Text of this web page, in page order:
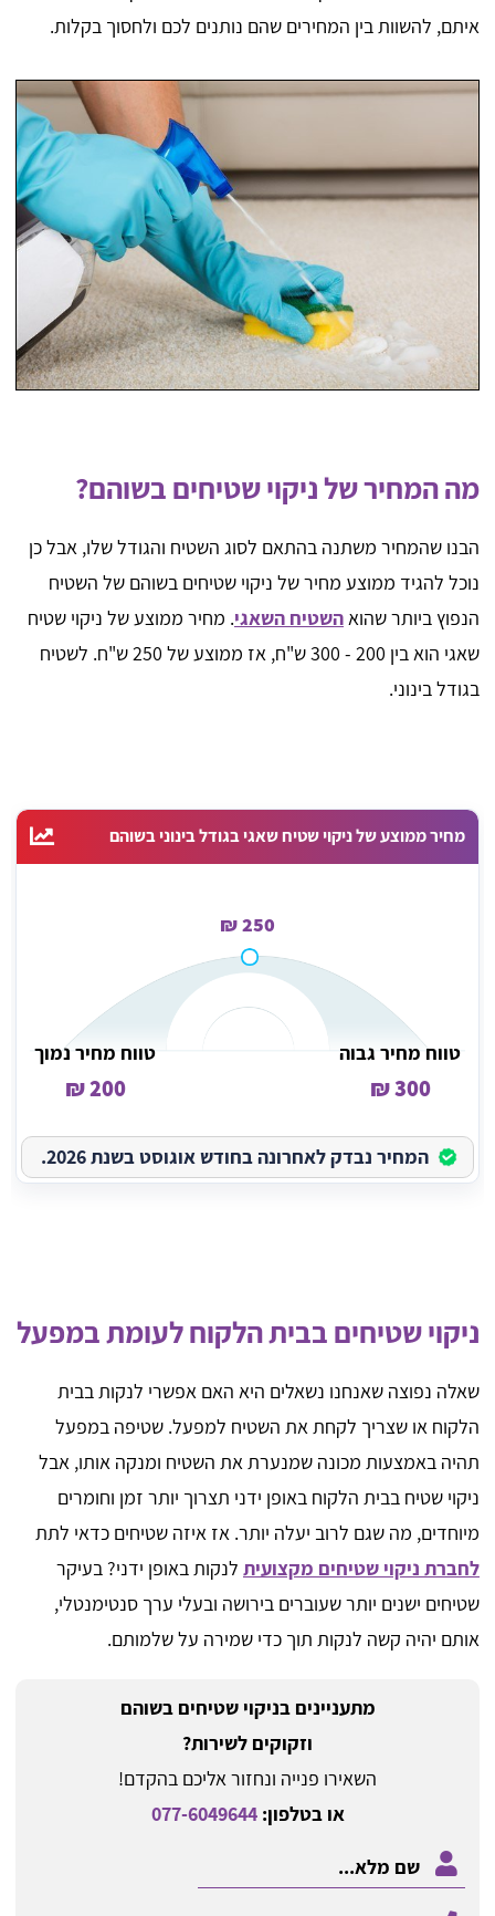
איתם, להשוות בין המחירים שהם נותנים לכם ולחסוך בקלות.
מה המחיר של ניקוי שטיחים בשוהם?
הבנו שהמחיר משתנה בהתאם לסוג השטיח והגודל שלו, אבל כן
נוכל להגיד ממוצע מחיר של ניקוי שטיחים בשוהם של השטיח
הנפוץ ביותר שהואהשטיח השאגי. מחיר ממוצע של ניקוי שטיח
שאגי הוא בין 200 - 300 ש"ח, אז ממוצע של 250 ש"ח. לשטיח
בגודל בינוני.
מחיר ממוצע של ניקוי שטיח שאגי בגודל בינוני בשוהם
250 ₪
טווח מחיר גבוה
300 ₪
טווח מחיר נמוך
200 ₪
המחיר נבדק לאחרונה בחודש אוגוסט בשנת 2026.
ניקוי שטיחים בבית הלקוח לעומת במפעל
שאלה נפוצה שאנחנו נשאלים היא האם אפשרי לנקות בבית
הלקוח או שצריך לקחת את השטיח למפעל. שטיפה במפעל
תהיה באמצעות מכונה שמנערת את השטיח ומנקה אותו, אבל
ניקוי שטיח בבית הלקוח באופן ידני תצרוך יותר זמן וחומרים
מיוחדים, מה שגם לרוב יעלה יותר. אז איזה שטיחים כדאי לתת
לחברת ניקוי שטיחים מקצועית לנקות באופן ידני? בעיקר
שטיחים ישנים יותר שעוברים בירושה ובעלי ערך סנטימנטלי,
אותם יהיה קשה לנקות תוך כדי שמירה על שלמותם.
מתעניינים בניקוי שטיחים בשוהם
וזקוקים לשירות?
השאירו פנייה ונחזור אליכם בהקדם!
או בטלפון:077-6049644